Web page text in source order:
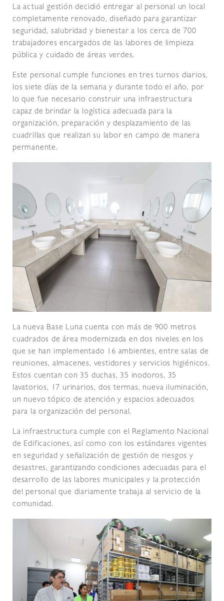
La actual gestión decidió entregar al personal un local
completamente renovado, diseñado para garantizar
seguridad, salubridad y bienestar a los cerca de 700
trabajadores encargados de las labores de limpieza
pública y cuidado de áreas verdes.
Este personal cumple funciones en tres turnos diarios,
los siete días de la semana y durante todo el año, por
lo que fue necesario construir una infraestructura
capaz de brindar la logística adecuada para la
organización, preparación y desplazamiento de las
cuadrillas que realizan su labor en campo de manera
permanente.
La nueva Base Luna cuenta con más de 900 metros
cuadrados de área modernizada en dos niveles en los
que se han implementado 16 ambientes, entre salas de
reuniones, almacenes, vestidores y servicios higiénicos.
Estos cuentan con 35 duchas, 35 inodoros, 35
lavatorios, 17 urinarios, dos termas, nueva iluminación,
un nuevo tópico de atención y espacios adecuados
para la organización del personal.
La infraestructura cumple con el Reglamento Nacional
de Edificaciones, así como con los estándares vigentes
en seguridad y señalización de gestión de riesgos y
desastres, garantizando condiciones adecuadas para el
desarrollo de las labores municipales y la protección
del personal que diariamente trabaja al servicio de la
comunidad.